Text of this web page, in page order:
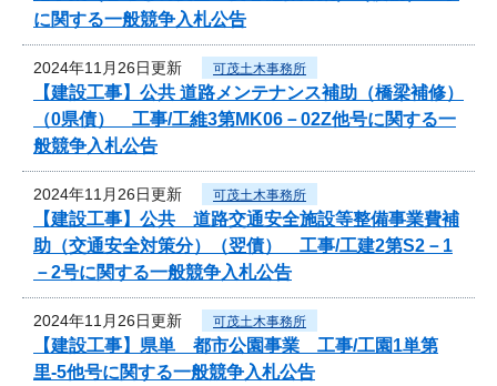
に関する一般競争入札公告
2024年11月26日更新 可茂土木事務所
【建設工事】公共 道路メンテナンス補助（橋梁補修）
（0県債） 工事/工維3第MK06－02Z他号に関する一
般競争入札公告
2024年11月26日更新 可茂土木事務所
【建設工事】公共 道路交通安全施設等整備事業費補
助（交通安全対策分）（翌債） 工事/工建2第S2－1
－2号に関する一般競争入札公告
2024年11月26日更新 可茂土木事務所
【建設工事】県単 都市公園事業 工事/工園1単第
里-5他号に関する一般競争入札公告